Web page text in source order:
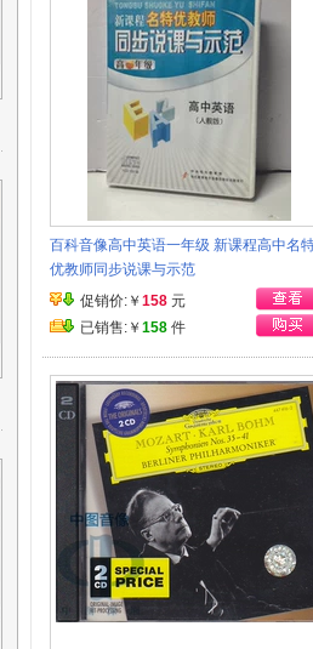
百科音像高中英语一年级 新课程高中名
优教师同步说课与示范
促销价:￥ 158 元
已销售:￥ 158 件